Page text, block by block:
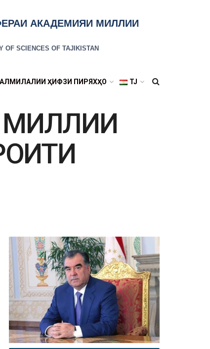
АКАДЕМИЯИ МИЛЛИИ
OF SCIENCES OF TAJIKISTAN
ҲИФЗИ ПИРЯХҲО TJ
МИЛЛИИ